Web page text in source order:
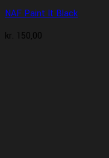
NAF Paint It Black
kr. 150,00